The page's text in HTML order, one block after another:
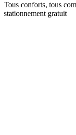
Message:
Tous conforts, tous
stationnement gratuit